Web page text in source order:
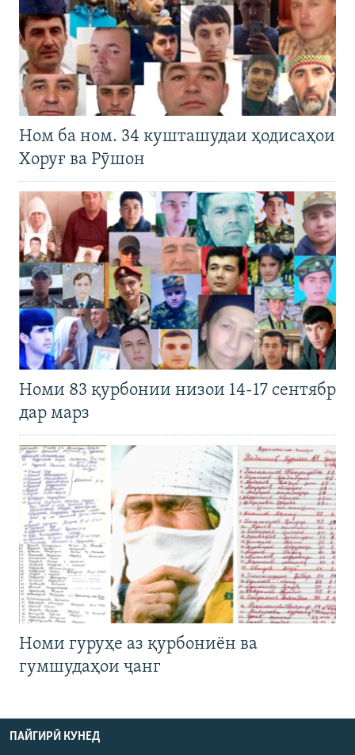
Ном ба ном. 34 кушташудаи ҳодисаҳои
Хоруғ ва Рӯшон
Номи 83 қурбонии низои 14-17 сентябр
дар марз
Номи гуруҳе аз қурбониён ва
гумшудаҳои ҷанг
ПАЙГИРӢ КУНЕД